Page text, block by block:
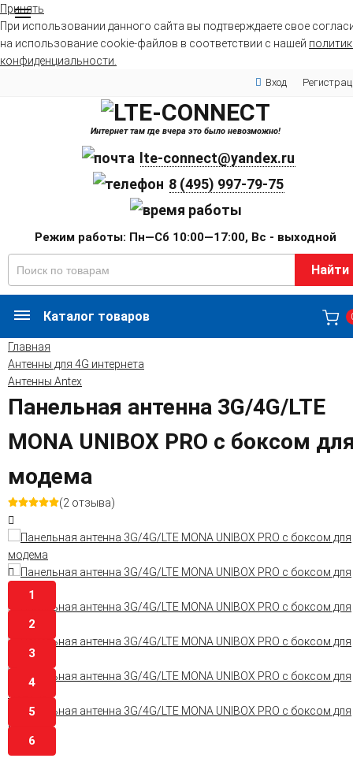
Принять
При использовании данного сайта вы подтверждаете свое
на использование cookie-файлов в соответствии с нашей
конфиденциальности.
Вход
Интернет там где вчера это было невозможно!
lte-connect@yandex.ru
8 (495) 997-79-75
Режим работы: Пн—Сб 10:00—17:00, Вс - выходной
Найти
Каталог товаров
Главная
Антенны для 4G интернета
Антенны Antex
Панельная антенна 3G/4G/LTE
MONA UNIBOX PRO с боксом
модема
(2 отзыва)
1
2
3
4
5
6